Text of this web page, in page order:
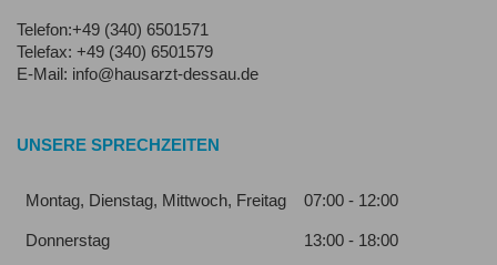
Telefon:+49 (340) 6501571
Telefax: +49 (340) 6501579
E-Mail: info@hausarzt-dessau.de
UNSERE SPRECHZEITEN
Montag, Dienstag, Mittwoch, Freitag 07:00 - 12:00
Donnerstag 13:00 - 18:00